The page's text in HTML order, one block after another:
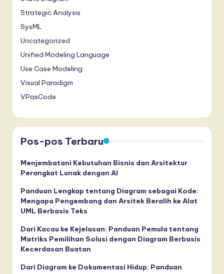
Strategic Analysis
SysML
Uncategorized
Unified Modeling Language
Use Case Modeling
Visual Paradigm
VPasCode
Pos-pos Terbaru
Menjembatani Kebutuhan Bisnis dan Arsitektur
Perangkat Lunak dengan AI
Panduan Lengkap tentang Diagram sebagai Kode:
Mengapa Pengembang dan Arsitek Beralih ke Alat
UML Berbasis Teks
Dari Kacau ke Kejelasan: Panduan Pemula tentang
Matriks Pemilihan Solusi dengan Diagram Berbasis
Kecerdasan Buatan
Dari Diagram ke Dokumentasi Hidup: Panduan